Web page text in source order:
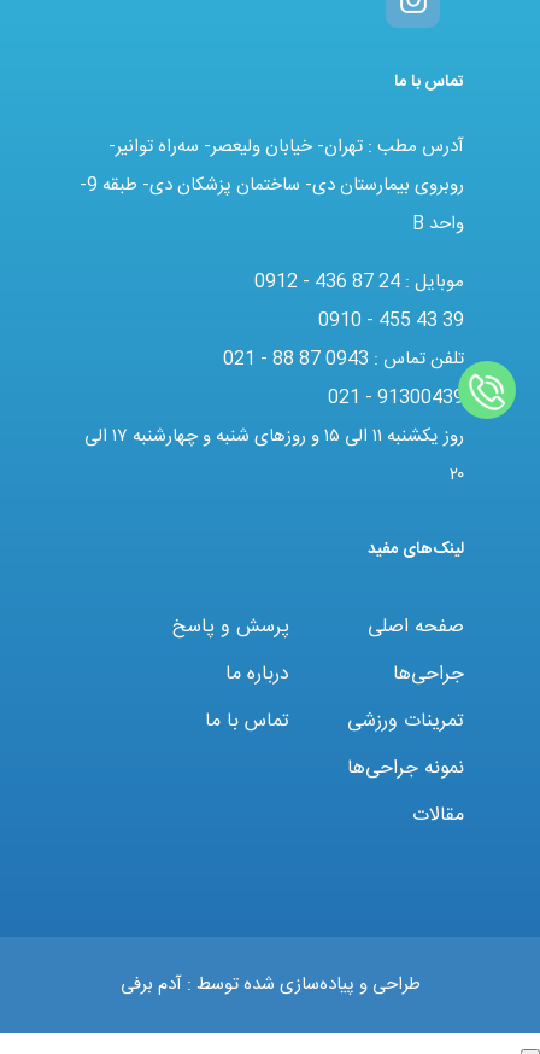
تماس با ما
آدرس مطب : تهران- خیابان ولیعصر- سه‌راه توانیر-
روبروی بیمارستان دی- ساختمان پزشکان دی- طبقه 9-
واحد B
موبایل : 0912 - 436 87 24
0910 - 455 43 39
تلفن تماس : 021 - 88 87 0943
021 - 91300439
روز یکشنبه ۱۱ الی ۱۵ و روزهای شنبه و چهارشنبه ۱۷ الی
۲۰
لینک‌های مفید
صفحه اصلی
جراحی‌ها
تمرینات ورزشی
نمونه جراحی‌ها
مقالات
پرسش و پاسخ
درباره ما
تماس با ما
طراحی و پیاده‌سازی شده توسط :آدم برفی